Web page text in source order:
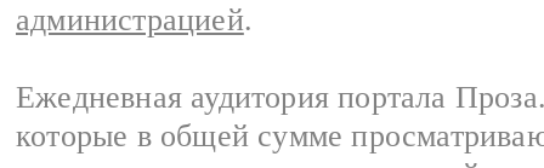
администрацией.
Ежедневная аудитория портала
которые в общей сумме